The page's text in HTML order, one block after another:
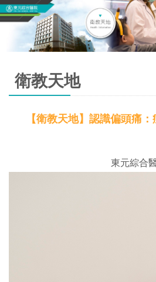
衛教天地
【衛教天地】認識偏頭痛
東元綜合